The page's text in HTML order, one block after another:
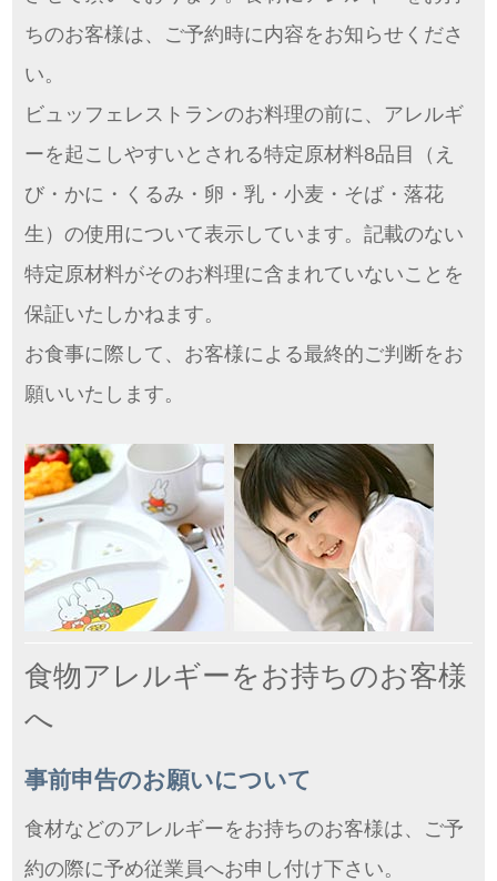
ちのお客様は、ご予約時に内容をお知らせくださ
い。
ビュッフェレストランのお料理の前に、アレルギ
ーを起こしやすいとされる特定原材料8品目（え
び・かに・くるみ・卵・乳・小麦・そば・落花
生）の使用について表示しています。記載のない
特定原材料がそのお料理に含まれていないことを
保証いたしかねます。
お食事に際して、お客様による最終的ご判断をお
願いいたします。
食物アレルギーをお持ちのお客様
へ
事前申告のお願いについて
食材などのアレルギーをお持ちのお客様は、ご予
約の際に予め従業員へお申し付け下さい。